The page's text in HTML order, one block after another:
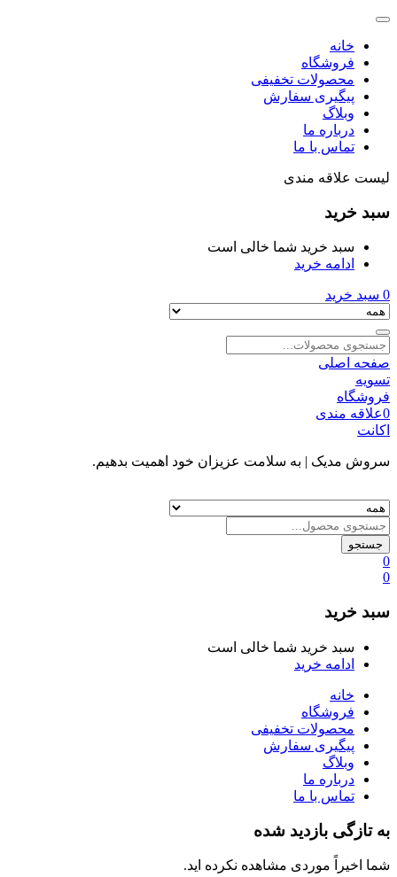
خانه
فروشگاه
محصولات تخفیفی
پیگیری سفارش
وبلاگ
درباره ما
تماس با ما
لیست علاقه مندی
سبد خرید
سبد خرید شما خالی است
ادامه خرید
0 سبد خرید
صفحه اصلی
تسویه
فروشگاه
0علاقه مندی
اکانت
سروش مدیک | به سلامت عزیزان خود اهمیت بدهیم.
جستجو
0
0
سبد خرید
سبد خرید شما خالی است
ادامه خرید
خانه
فروشگاه
محصولات تخفیفی
پیگیری سفارش
وبلاگ
درباره ما
تماس با ما
به تازگی بازدید شده
شما اخیراً موردی مشاهده نکرده اید.